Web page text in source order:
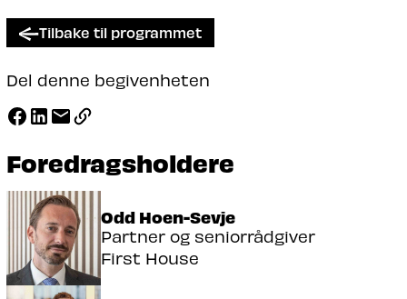
Tilbake til programmet
Del denne begivenheten
Foredragsholdere
Odd Hoen-Sevje
Partner og seniorrådgiver
First House